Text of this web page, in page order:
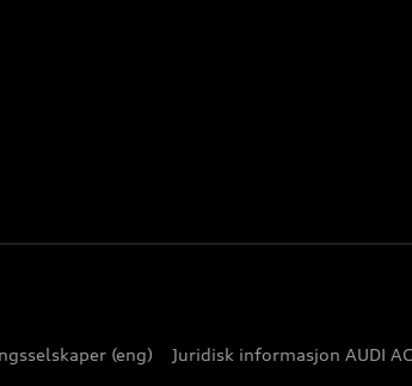
(eng) Juridisk informasjon AUDI